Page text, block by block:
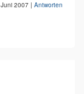
2007 | Antworten